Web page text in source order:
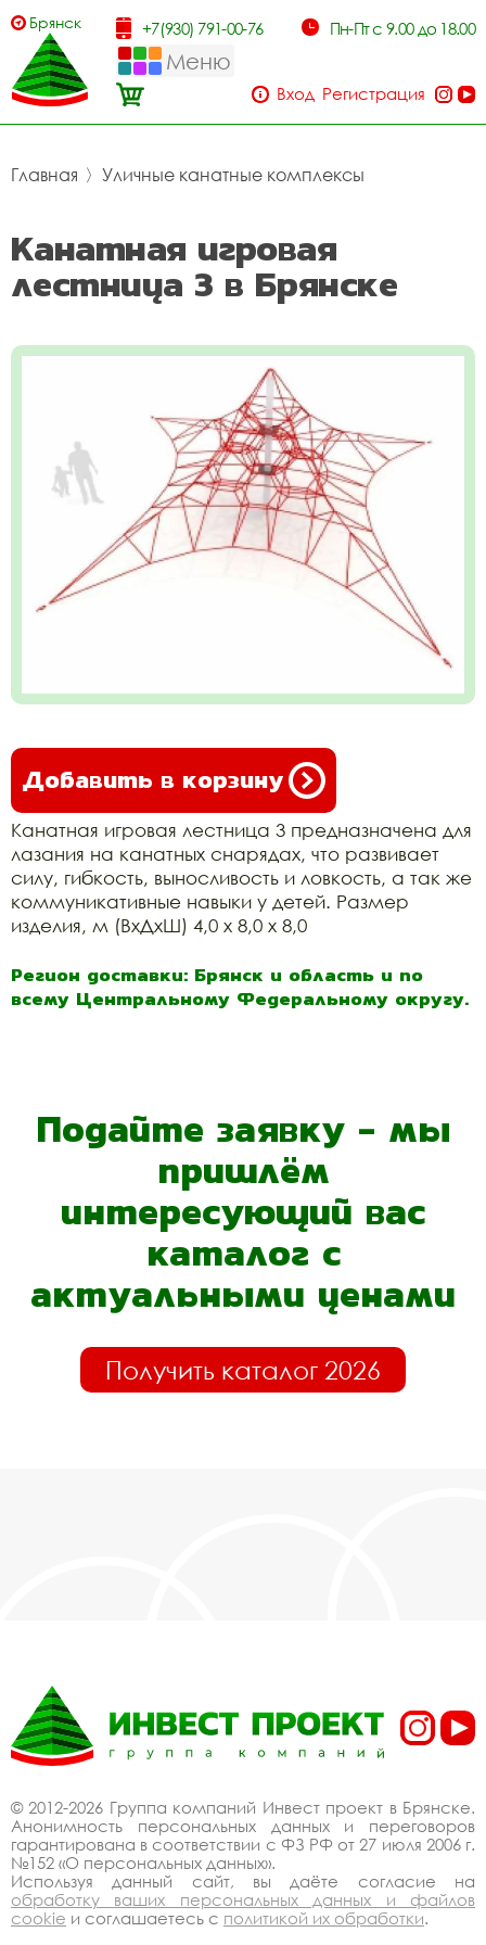
Брянск +7(930) 791-00-76 Пн-Пт с 9.00 до 18.00
Меню
Вход Регистрация
Главная 〉 Уличные канатные комплексы
Канатная игровая
лестница 3 в Брянске
Добавить в корзину
Канатная игровая лестница 3 предназначена для
лазания на канатных снарядах, что развивает
силу, гибкость, выносливость и ловкость, а так же
коммуникативные навыки у детей. Размер
изделия, м (ВхДхШ) 4,0 х 8,0 х 8,0
Регион доставки: Брянск и область и по
всему Центральному Федеральному округу.
Подайте заявку - мы
пришлём
интересующий вас
каталог с
актуальными ценами
Получить каталог 2026
© 2012-2026 Группа компаний Инвест проект в Брянске.
Анонимность персональных данных и переговоров
гарантирована в соответствии с ФЗ РФ от 27 июля 2006 г.
№152 «О персональных данных».
Используя данный сайт, вы даёте согласие на
обработку ваших персональных данных и файлов
cookie и соглашаетесь с политикой их обработки.